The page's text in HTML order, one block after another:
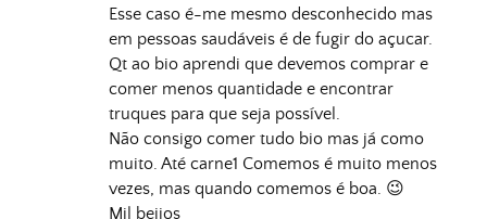
Esse caso é-me mesmo desconhecido mas
em pessoas saudáveis é de fugir do açucar.
Qt ao bio aprendi que devemos comprar e
comer menos quantidade e encontrar
truques para que seja possível.
Não consigo comer tudo bio mas já como
muito. Até carne1 Comemos é muito menos
vezes, mas quando comemos é boa. 😉
Mil beijos